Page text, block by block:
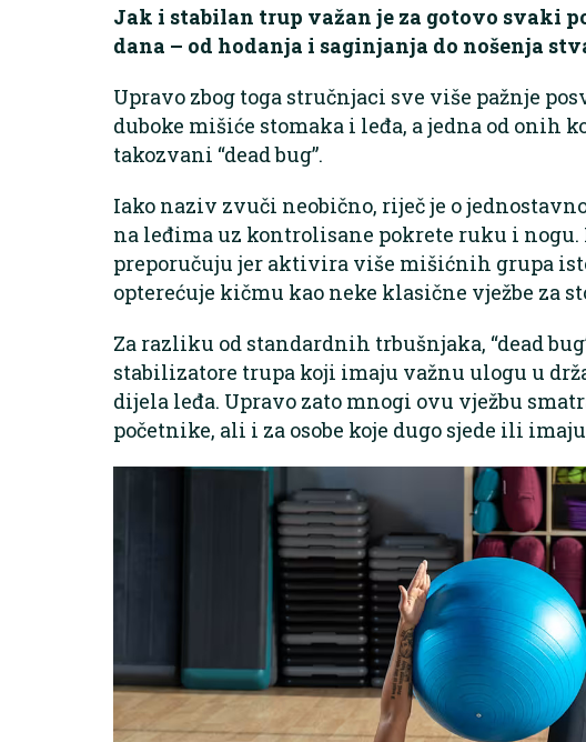
Jak i stabilan trup važan je za gotovo svaki
dana – od hodanja i saginjanja do nošenja
Upravo zbog toga stručnjaci sve više pažnje
duboke mišiće stomaka i leđa, a jedna od onih
takozvani “dead bug”.
Iako naziv zvuči neobično, riječ je o
na leđima uz kontrolisane pokrete ruku i nogu.
preporučuju jer aktivira više mišićnih grupa
opterećuje kičmu kao neke klasične vježbe za
Za razliku od standardnih trbušnjaka, “dead
stabilizatore trupa koji imaju važnu ulogu u
dijela leđa. Upravo zato mnogi ovu vježbu
početnike, ali i za osobe koje dugo sjede ili